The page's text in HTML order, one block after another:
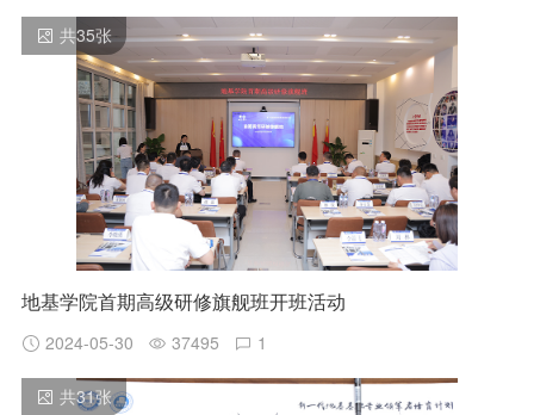
共35张
地基学院首期高级研修旗舰班开班活动
2024-05-30 37495 1
共31张